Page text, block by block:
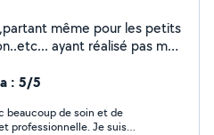
même pour les petits
pas mal
meuble....etc),je vous
en semaine comme
: 5/5
beaucoup de soin et de
professionnelle. Je suis